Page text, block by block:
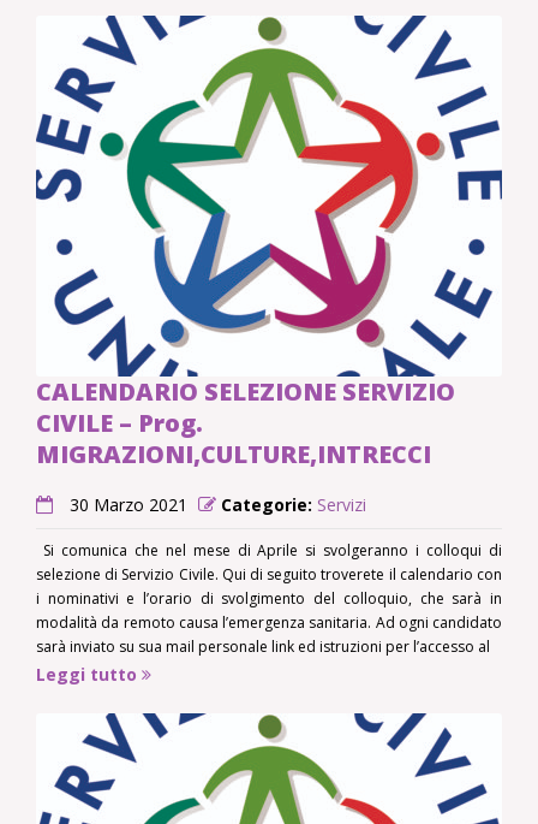
CALENDARIO SELEZIONE SERVIZIO
CIVILE – Prog.
MIGRAZIONI,CULTURE,INTRECCI
30 Marzo 2021 Categorie: Servizi
Si comunica che nel mese di Aprile si svolgeranno i colloqui di
selezione di Servizio Civile. Qui di seguito troverete il calendario con
i nominativi e l’orario di svolgimento del colloquio, che sarà in
modalità da remoto causa l’emergenza sanitaria. Ad ogni candidato
sarà inviato su sua mail personale link ed istruzioni per l’accesso al
Leggi tutto